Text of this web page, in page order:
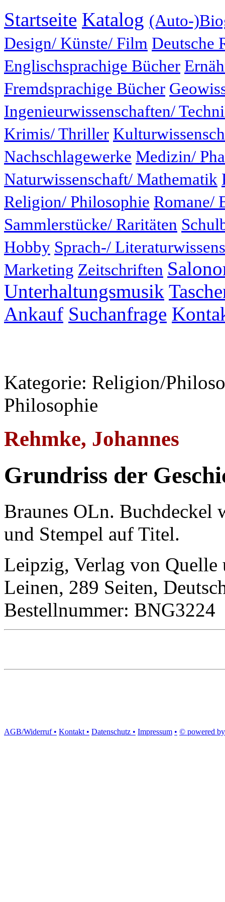
Startseite Katalog (Auto-
Design/ Künste/ Film Deutsche
Englischsprachige Bücher
Fremdsprachige Bücher
Ingenieurwissenschaften/
Krimis/ Thriller
Nachschlagewerke Medizin/
Naturwissenschaft/ Mathematik
Religion/ Philosophie Romane/
Sammlerstücke/ Raritäten
Hobby Sprach-/
Marketing Zeitschriften
Unterhaltungsmusik
Ankauf Suchanfrage
Kategorie: Religion/
Philosophie
Rehmke, Johannes
Grundriss der
Braunes OLn. Buchdeckel
und Stempel auf Titel.
Leipzig, Verlag von
Leinen, 289 Seiten,
Bestellnummer: BNG3224
AGB/Widerruf • Kontakt • Datenschutz • Impressum • © powered